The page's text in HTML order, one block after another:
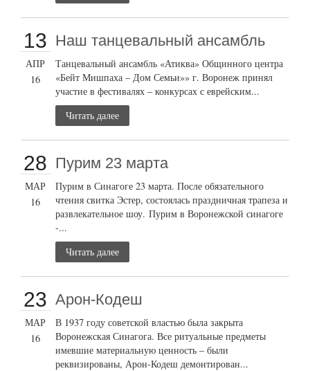
13
АПР
16
Наш танцевальный ансамбль
Танцевальный ансамбль «Атиква» Общинного центра
«Бейт Мишпаха – Дом Семьи»» г. Воронеж принял
участие в фестивалях – конкурсах с еврейским...
Читать далее
28
МАР
16
Пурим 23 марта
Пурим в Синагоге 23 марта. После обязательного
чтения свитка Эстер, состоялась праздничная трапеза и
развлекательное шоу. Пурим в Воронежской синагоге
-...
Читать далее
23
МАР
16
Арон-Кодеш
В 1937 году советской властью была закрыта
Воронежская Синагога. Все ритуальные предметы
имевшие материальную ценность – были
реквизированы, Арон-Кодеш демонтирован...